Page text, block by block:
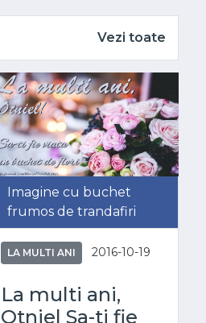
Vezi toate
Imagine cu buchet
frumos de trandafiri
LA MULTI ANI 2016-10-19
La multi ani,
Otniel Sa-ti fie